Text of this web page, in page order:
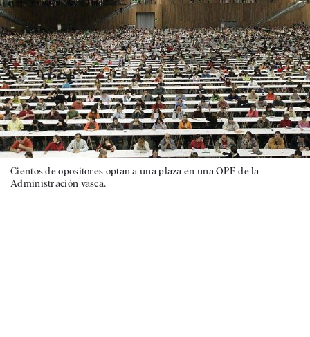
Cientos de opositores optan a una plaza en una OPE de la
Administración vasca.